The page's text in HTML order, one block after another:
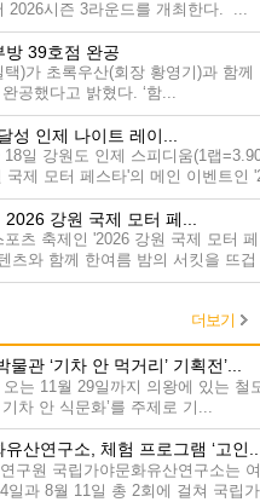
2026시즌 3라운드를 개최한다. ...
방 39호점 완공
)가 초록우산(회장 황영기)과 함께
공했다고 밝혔다. ‘함...
성 인제 나이트 레이...
일 강원도 인제 스피디움(1랩
국제 모터 페스타'의 메인 이벤트인
강원 국제 모터 페...
츠 축제인 '2026 강원 국제 모터 페
츠와 함께 한여름 밤의 서킷을 뜨겁
더보기
관 ‘기차 안 먹거리’ 기획전’...
는 11월 29일까지 의왕에 있는 철
차 안 식문화’를 주제로 기...
유산연구소, 체험 프로그램 ‘고인
구원 국립가야문화유산연구소는 여
일과 8월 11일 총 2회에 걸쳐 국립가